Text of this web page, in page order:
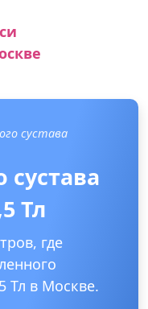
сустава
сустава
Тл
где
Тл в Москве.